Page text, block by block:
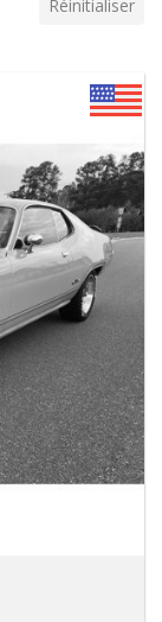
Réinitialiser